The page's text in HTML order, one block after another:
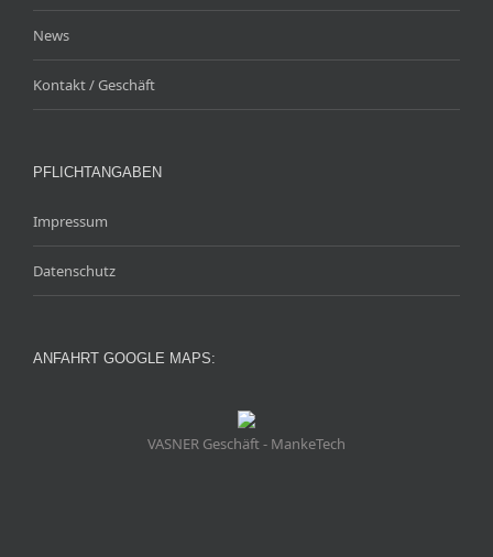
News
Kontakt / Geschäft
PFLICHTANGABEN
Impressum
Datenschutz
ANFAHRT GOOGLE MAPS:
VASNER Geschäft - MankeTech